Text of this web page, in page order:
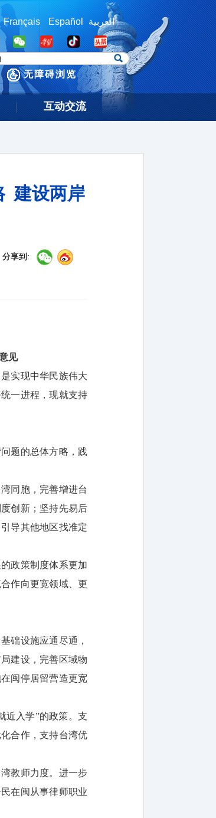
Français Español العربية
无障碍浏览
互动交流
建设两岸
分享到:
见
实现中华民族伟大
一进程，现就支持
题的总体方略，践
同胞，完善增进台
创新；坚持先易后
导其他地区找准定
政策制度体系更加
作向更宽领域、更
础设施应通尽通，
建设，完善区域物
闽停居留营造更宽
近入学”的政策。支
合作，支持台湾优
教师力度。进一步
在闽从事律师职业